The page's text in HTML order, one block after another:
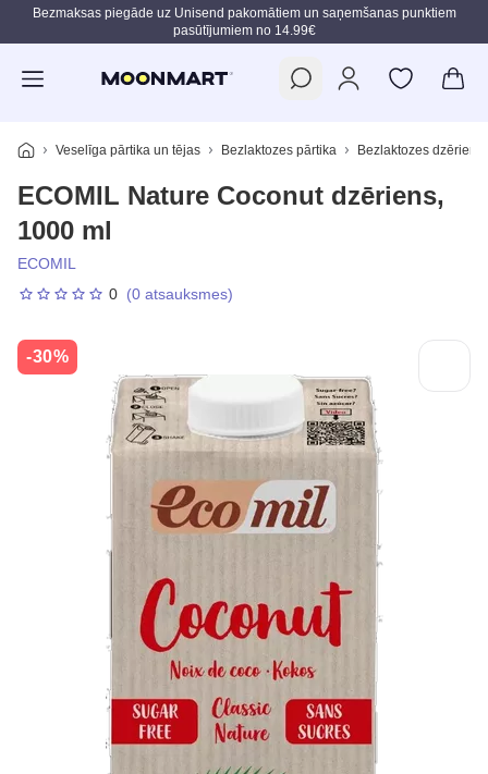
Pāriet uz galveno saturu
Bezmaksas piegāde uz Unisend pakomātiem un saņemšanas punktiem
pasūtījumiem no 14.99€
Veselīga pārtika un tējas Bezlaktozes pārtika Bezlaktozes dzērieni
ECOMIL Nature Coconut dzēriens,
1000 ml
ECOMIL
0 (0 atsauksmes)
-30%